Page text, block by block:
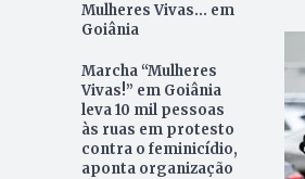
Mulheres Vivas... em
Goiânia
Marcha “Mulheres
Vivas!” em Goiânia
leva 10 mil pessoas
às ruas em protesto
contra o feminicídio,
aponta organização